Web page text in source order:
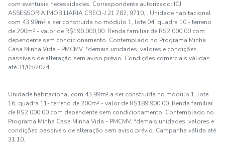
com eventuais necessidades. Correspondente autorizado: ICJ
ASSESSORIA IMOBILIARIA CRECI-J 21.782, 9710, . Unidade habitacional
com 43.99m² a ser construída no módulo 1, lote 04, quadra 10 - terreno
de 200m² - valor de R$190.000,00. Renda familiar de R$2.000,00 com
dependente sem condicionamento. Contemplado no Programa Minha
Casa Minha Vida - PMCMV. *demais unidades, valores e condições
passíveis de alteração sem aviso prévio. Condições comerciais válidas
até 31/05/2024.
Unidade habitacional com 43.99m² a ser construída no módulo 1, lote
16, quadra 11- terreno de 200m² - valor de R$189.900,00. Renda familiar
de R$2.000,00 com dependente sem condicionamento. Contemplado no
Programa Minha Casa Minha Vida - PMCMV. *demais unidades, valores e
condições passíveis de alteração sem aviso prévio. Campanha válida até
31.10.